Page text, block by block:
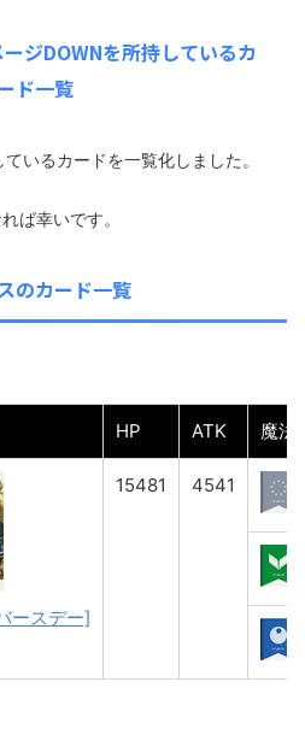
ジDOWNを所持しているカ
ド一覧
いるカードを一覧化しました。
ば幸いです。
のカード一覧
HP ATK 魔法
ースデー]
15481 4541